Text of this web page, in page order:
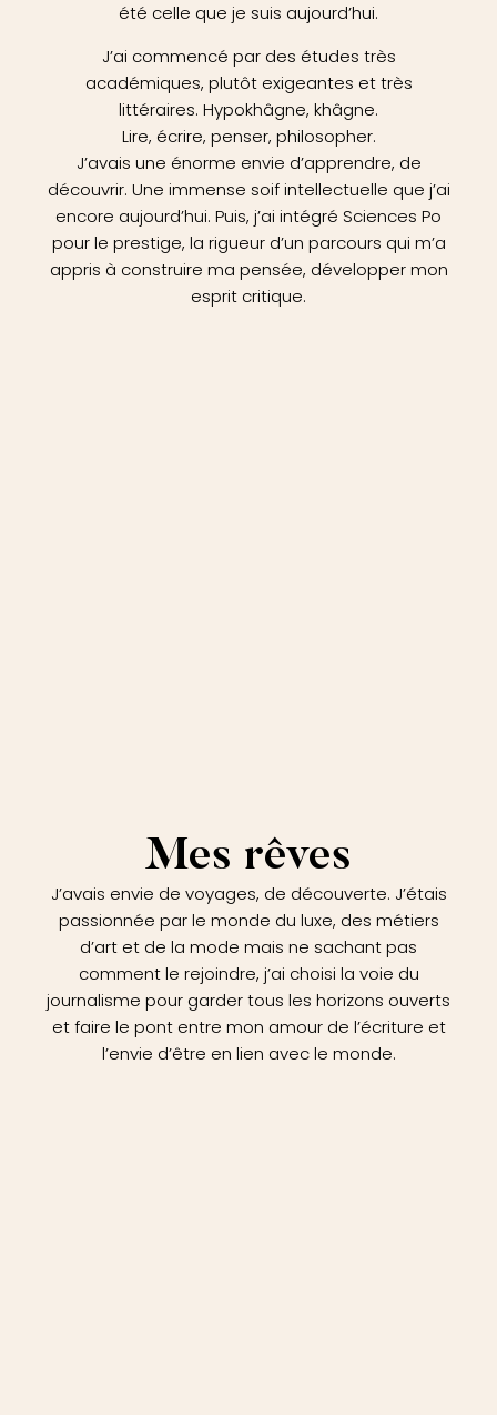
été celle que je suis aujourd’hui.
J’ai commencé par des études très
académiques, plutôt exigeantes et très
littéraires. Hypokhâgne, khâgne.
Lire, écrire, penser, philosopher.
J’avais une énorme envie d’apprendre, de
découvrir. Une immense soif intellectuelle que j’ai
encore aujourd’hui. Puis, j’ai intégré Sciences Po
pour le prestige, la rigueur d’un parcours qui m’a
appris à construire ma pensée, développer mon
esprit critique.
Mes rêves
J’avais envie de voyages, de découverte. J’étais
passionnée par le monde du luxe, des métiers
d’art et de la mode mais ne sachant pas
comment le rejoindre, j’ai choisi la voie du
journalisme pour garder tous les horizons ouverts
et faire le pont entre mon amour de l’écriture et
l’envie d’être en lien avec le monde.